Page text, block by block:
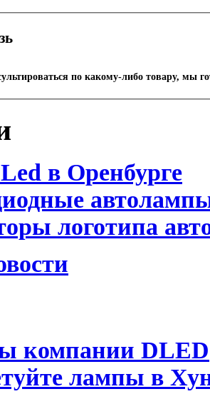
по какому-либо товару, мы
в Оренбурге
логотипа
компании DLED
лампы в